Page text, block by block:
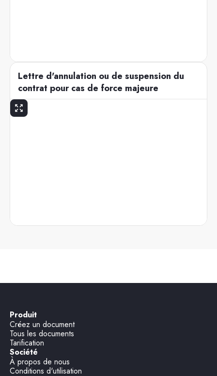
Lettre d'annulation ou de suspension du
contrat pour cas de force majeure
Produit
Créez un document
Tous les documents
Tarification
Société
À propos de nous
Conditions d'utilisation